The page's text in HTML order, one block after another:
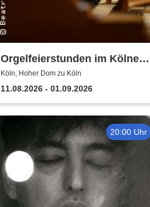
Orgelfeierstunden im Kölner
Dom
Köln, Hoher Dom zu Köln
11.08.2026 - 01.09.2026
20:00 Uhr